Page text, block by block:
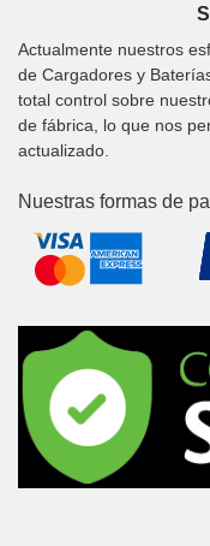
Actualmente nuestros
de Cargadores y
total control sobre
de fábrica, lo que nos
actualizado.
Nuestras formas de